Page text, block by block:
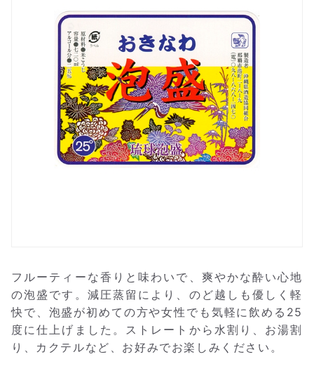
フルーティーな香りと味わいで、爽やかな酔い心地
の泡盛です。減圧蒸留により、のど越しも優しく軽
快で、泡盛が初めての方や女性でも気軽に飲める25
度に仕上げました。ストレートから水割り、お湯割
り、カクテルなど、お好みでお楽しみください。